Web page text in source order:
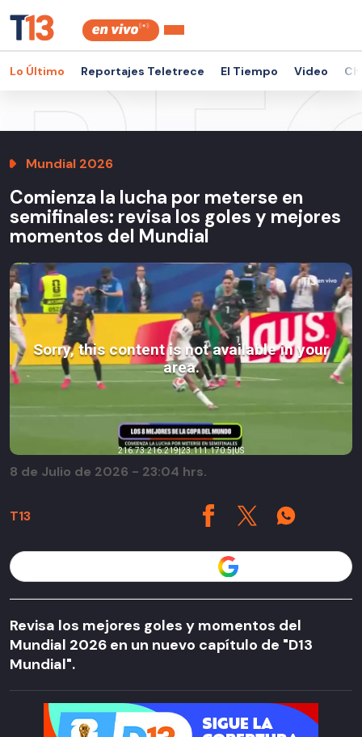
Lo Último Reportajes Teletrece El Tiempo Video
Mundial 2026
Comienza la lucha por meterse en
semifinales: revisa los goles y mejores
momentos del Mundial
T13
8 de Julio de 2026 - 23:04 hrs.
Revisa los mejores goles y momentos del
Mundial 2026 en un nuevo capítulo de "D13
Mundial".